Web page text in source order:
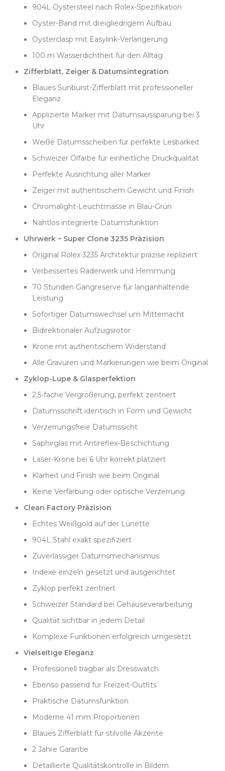
seine volle Tiefe, ohne je ins Verspielte abzudriften.
Datumsfenster, wo gleichmäßige Bürstung und
Pigmentdichte besonders schwer umzusetzen sind.
Die applizierten Indexe und der Druck des
gelbgoldene Stundenmarker wird von Hand
ausgerichtet, einschließlich des verkürzten Index bei
3 Uhr. Die weißen Datumsscheiben sind mit
schweizer Ölfarben bedruckt, was für einheitliche
Deckkraft und gleichbleibenden Farbton sorgt, ohne
Die glatte Lünette beweist Clean Factorys Anspruch
an Langlebigkeit und authentische Materialien.
Anders als Plattierungen, die mit der Zeit verblassen,
dauerhaft seinen hellen Glanz bewahrt. Die Politur
liefert einen makellosen Spiegeleffekt, der das blaue
Edelstahl entspricht exakt den Rolex-Spezifikationen
inklusive Legierung.
Im Inneren arbeitet Clean Factorys Super Clone 3235
exakt nachbildet. Es integriert das verbesserte
Räderwerk und die 70-Stunden-Gangreserve, die
Rolex für aktuelle Datejust-Referenzen entwickelt
augenblicklich um Mitternacht – eine Disziplin, an der
viele Nachbauten scheitern. Das Aufziehen wirkt
geschmeidig und vermittelt den charakteristischen
Mechanik verbinden.
Die Zyklop-Lupe ist ein echtes Highlight: Clean
Factory erreicht die authentische 2,5-fache
Datumsziffern entsprechen in Form, Gewicht und
Druckdichte exakt dem Rolex-Original. Das
Beschichtung und die lasergravierte Krone bei 6 Uhr,
sauber in Originaltiefe platziert.
Die Gehäuseproportionen folgen Rolex’ moderner
Lug-to-Lug und 11,5 mm Höhe – zeitgemäß ohne
den klassischen Charakter zu verlieren. Das Oyster-
und polierten Mittelgliedern und wird vom
Oysterclasp mit Easylink-Verlängerung abgerundet.
Am Handgelenk zeigt sich die Vielseitigkeit: Das
blaue Zifferblatt harmoniert mit Business-Outfits
genauso wie mit legerer Kleidung. Die 100-Meter-
Wasserdichtigkeit sorgt für unbeschwerten Alltag,
und die 41 mm Größe passt perfekt in den
Lünette hält das Erscheinungsbild angenehm
zurückhaltend und lässt die Farbe des Blatts
Datumsmechanismus, Lupenqualität und
langlebiger Lünette – liefert Clean Factory
Datejust, die nicht nur optisch authentisch wirkt,
sondern auch im Alltag zuverlässig überzeugt. Für
zwischen luxuriösem Tragegefühl und praktischer
Alltagstauglichkeit.
904L Oystersteel nach Rolex-Spezifikation
Oyster-Band mit dreigliedrigem Aufbau
Oysterclasp mit Easylink-Verlängerung
100 m Wasserdichtheit für den Alltag
Zifferblatt, Zeiger & Datumsintegration
Blaues Sunburst-Zifferblatt mit professioneller
Eleganz
Applizierte Marker mit Datumsaussparung bei 3
Uhr
Weiße Datumsscheiben für perfekte Lesbarkeit
Schweizer Ölfarbe für einheitliche Druckqualität
Perfekte Ausrichtung aller Marker
Zeiger mit authentischem Gewicht und Finish
Chromalight-Leuchtmasse in Blau-Grün
Nahtlos integrierte Datumsfunktion
Uhrwerk – Super Clone 3235 Präzision
Original Rolex 3235 Architektur präzise repliziert
Verbessertes Räderwerk und Hemmung
70 Stunden Gangreserve für langanhaltende
Leistung
Sofortiger Datumswechsel um Mitternacht
Bidirektionaler Aufzugsrotor
Krone mit authentischem Widerstand
Alle Gravuren und Markierungen wie beim Original
Zyklop-Lupe & Glasperfektion
2,5-fache Vergrößerung, perfekt zentriert
Datumsschrift identisch in Form und Gewicht
Verzerrungsfreie Datumssicht
Saphirglas mit Antireflex-Beschichtung
Laser-Krone bei 6 Uhr korrekt platziert
Klarheit und Finish wie beim Original
Keine Verfärbung oder optische Verzerrung
Clean Factory Präzision
Echtes Weißgold auf der Lünette
904L Stahl exakt spezifiziert
Zuverlässiger Datumsmechanismus
Indexe einzeln gesetzt und ausgerichtet
Zyklop perfekt zentriert
Schweizer Standard bei Gehäuseverarbeitung
Qualität sichtbar in jedem Detail
Komplexe Funktionen erfolgreich umgesetzt
Vielseitige Eleganz
Professionell tragbar als Dresswatch
Ebenso passend für Freizeit-Outfits
Praktische Datumsfunktion
Moderne 41 mm Proportionen
Blaues Zifferblatt für stilvolle Akzente
2 Jahre Garantie
Detaillierte Qualitätskontrolle in Bildern